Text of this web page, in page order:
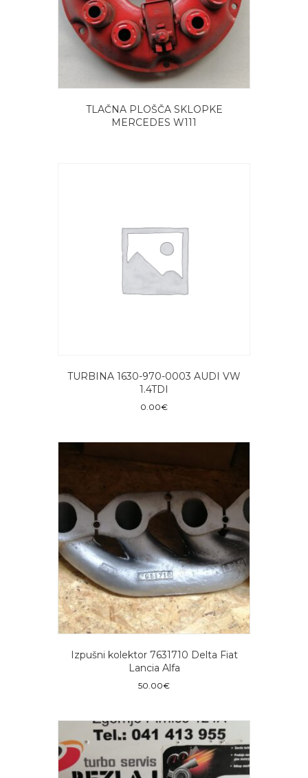
TLAČNA PLOŠČA SKLOPKE
MERCEDES W111
TURBINA 1630-970-0003 AUDI VW
1.4TDI
0.00€
Izpušni kolektor 7631710 Delta Fiat
Lancia Alfa
50.00€